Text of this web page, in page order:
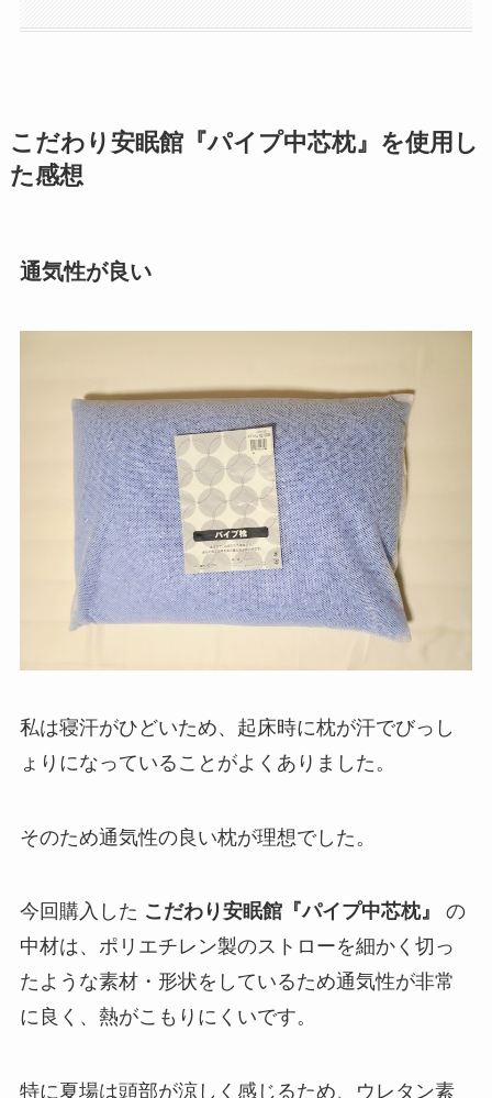
こだわり安眠館『パイプ中芯枕』を使用し
た感想
通気性が良い
私は寝汗がひどいため、起床時に枕が汗でびっし
ょりになっていることがよくありました。
そのため通気性の良い枕が理想でした。
今回購入した こだわり安眠館『パイプ中芯枕』
の
中材は、ポリエチレン製のストローを細かく切っ
たような素材・形状をしているため通気性が非常
に良く、熱がこもりにくいです。
特に夏場は頭部が涼しく感じるため、ウレタン素